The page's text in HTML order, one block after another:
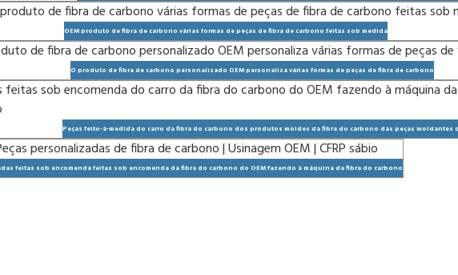
OEM produto de fibra de carbono várias formas de peças de fibra de carbono feitas sob medida
O produto de fibra de carbono personalizado OEM personaliza várias formas de peças de fibra de carbono
Peças feito-à-medida do carro da fibra do carbono dos produtos moldes da fibra do carbono das peças moldantes
feitas sob encomenda feitas sob encomenda da fibra do carbono do OEM fazendo à máquina da fibra do carbono